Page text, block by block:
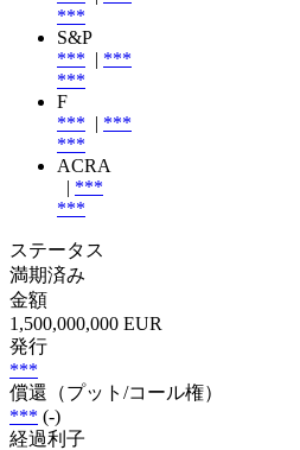
***
S&P
*** | ***
***
F
*** | ***
***
ACRA
| ***
***
ステータス
満期済み
金額
1,500,000,000 EUR
発行
***
償還（プット/コール権）
*** (-)
経過利子